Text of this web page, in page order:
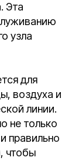
Эта
узла
для
воздуха и
линии.
не только
правильно
чтобы